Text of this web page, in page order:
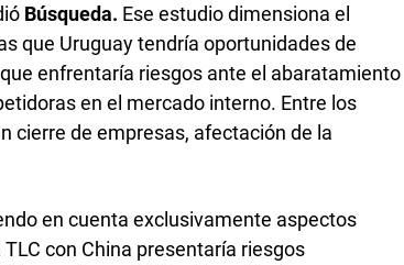
Búsqueda. Ese estudio dimensiona el
que Uruguay tendría oportunidades de
enfrentaría riesgos ante el abaratamiento
en el mercado interno. Entre los
cierre de empresas, afectación de la
en cuenta exclusivamente aspectos
con China presentaría riesgos